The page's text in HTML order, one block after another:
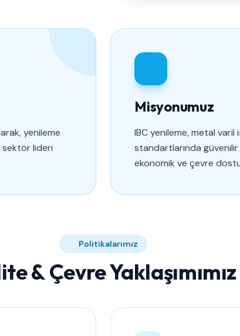
yenileme
sektör lideri
Misyonumuz
IBC yenileme, metal
standartlarında
ekonomik ve çevre
Politikalarımız
& Çevre Yaklaşımımız